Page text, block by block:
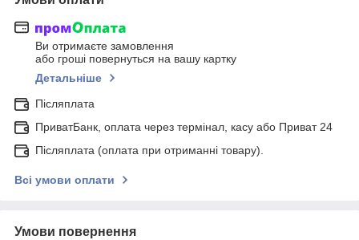
Ви отримаєте замовлення
або гроші повернуться на вашу картку
Детальніше
Післяплата
ПриватБанк, оплата через термінал, касу або Приват 24
Післяплата (оплата при отриманні товару).
Всі умови оплати
Умови повернення